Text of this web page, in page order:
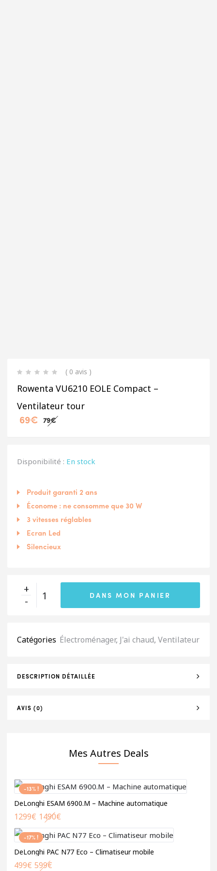
( 0 avis )
Rowenta VU6210 EOLE Compact –
Ventilateur tour
79€
69€
Disponibilité : En stock
Produit garanti 2 ans
Économe : ne consomme que 30 W
3 vitesses réglables
Ecran Led
Silencieux
DANS MON PANIER
Catégories Électroménager, J'ai chaud, Ventilateur
DESCRIPTION DÉTAILLÉE
AVIS (0)
Mes Autres Deals
-13% !
DeLonghi ESAM 6900.M – Machine automatique
1490€
1299€
-17% !
DeLonghi PAC N77 Eco – Climatiseur mobile
599€
499€